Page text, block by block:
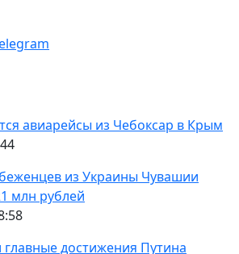
авиарейсы из Чебоксар в Крым
из Украины Чувашии
млн рублей
главные достижения Путина